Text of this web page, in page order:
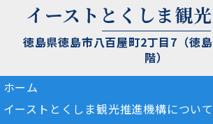
イーストとくしま観
徳島県徳島市八百屋町2丁目7（徳
階）
ホーム
イーストとくしま観光推進機構について